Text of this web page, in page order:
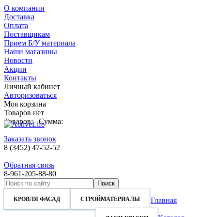
О компании
Доставка
Оплата
Поставщикам
Прием Б/У материала
Наши магазины
Новости
Акции
Контакты
Личный кабинет
Авторизоваться
Моя корзина
Товаров нет
Товаров: Сумма:
Заказать звонок
8 (3452) 47-52-52
Обратная связь
8-961-205-88-80
КРОВЛЯ ФАСАД
КРОВЛЯ ФАСАД СТРОЙМАТЕРИАЛЫ
СТРОЙМАТЕРИАЛЫ Главная